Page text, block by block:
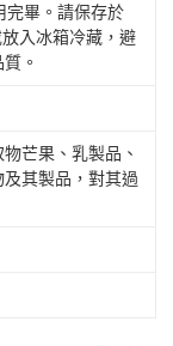
完畢。請保存於
入冰箱冷藏，避
。
芒果、乳製品、
其製品，對其過